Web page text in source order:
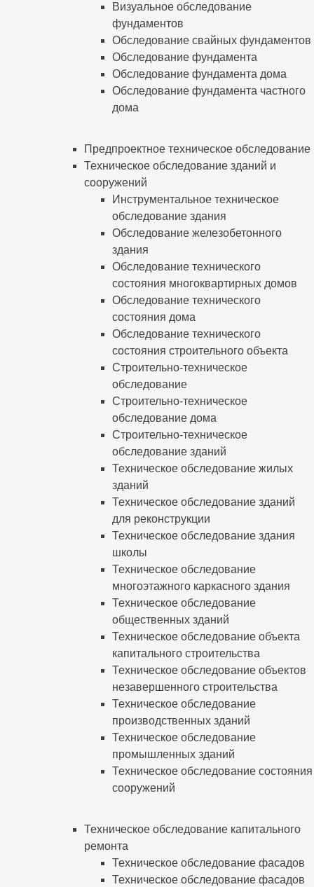
Визуальное обследование
фундаментов
Обследование свайных фундаментов
Обследование фундамента
Обследование фундамента дома
Обследование фундамента частного
дома
Предпроектное техническое обследование
Техническое обследование зданий и
сооружений
Инструментальное техническое
обследование здания
Обследование железобетонного
здания
Обследование технического
состояния многоквартирных домов
Обследование технического
состояния дома
Обследование технического
состояния строительного объекта
Строительно-техническое
обследование
Строительно-техническое
обследование дома
Строительно-техническое
обследование зданий
Техническое обследование жилых
зданий
Техническое обследование зданий
для реконструкции
Техническое обследование здания
школы
Техническое обследование
многоэтажного каркасного здания
Техническое обследование
общественных зданий
Техническое обследование объекта
капитального строительства
Техническое обследование объектов
незавершенного строительства
Техническое обследование
производственных зданий
Техническое обследование
промышленных зданий
Техническое обследование состояния
сооружений
Техническое обследование капитального
ремонта
Техническое обследование фасадов
Техническое обследование фасадов